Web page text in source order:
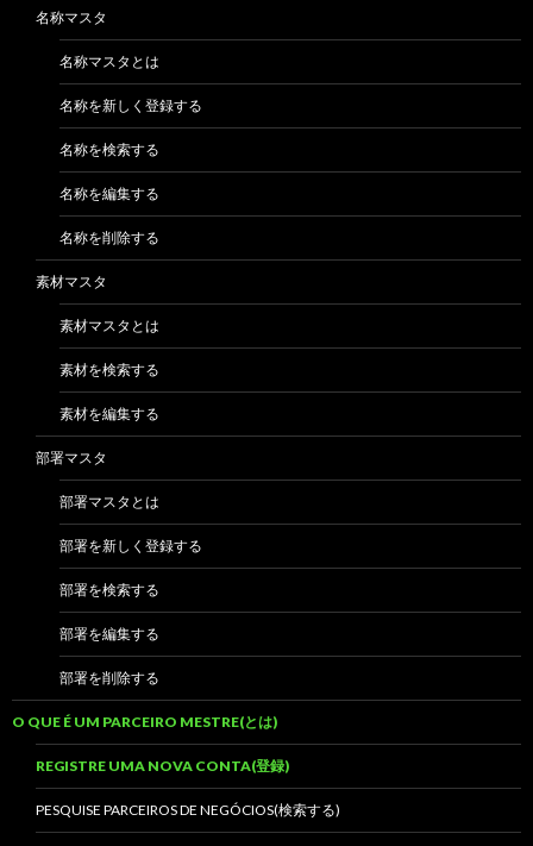
名称マスタ
名称マスタとは
名称を新しく登録する
名称を検索する
名称を編集する
名称を削除する
素材マスタ
素材マスタとは
素材を検索する
素材を編集する
部署マスタ
部署マスタとは
部署を新しく登録する
部署を検索する
部署を編集する
部署を削除する
O QUE É UM PARCEIRO MESTRE(とは)
REGISTRE UMA NOVA CONTA(登録)
PESQUISE PARCEIROS DE NEGÓCIOS(検索する)